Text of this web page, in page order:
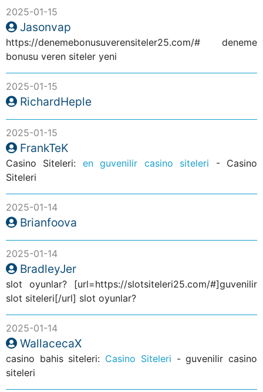
2025-01-15
Jasonvap
https://denemebonusuverensiteler25.com/# deneme
bonusu veren siteler yeni
2025-01-15
RichardHeple
2025-01-15
FrankTeK
Casino Siteleri: en guvenilir casino siteleri - Casino
Siteleri
2025-01-14
Brianfoova
2025-01-14
BradleyJer
slot oyunlar? [url=https://slotsiteleri25.com/#]guvenilir
slot siteleri[/url] slot oyunlar?
2025-01-14
WallacecaX
casino bahis siteleri: Casino Siteleri - guvenilir casino
siteleri